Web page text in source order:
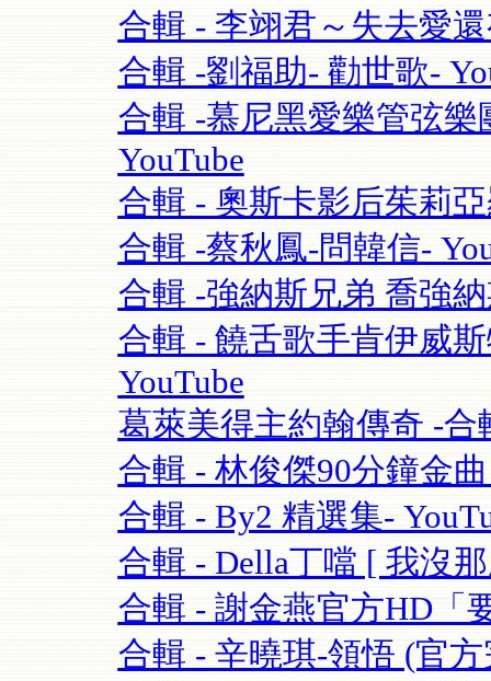
合輯 - 李翊君～失去愛
合輯 -劉福助- 勸世歌-
合輯 -慕尼黑愛樂管弦樂
YouTube
合輯 - 奧斯卡影后茱莉亞
合輯 -蔡秋鳳-問韓信-
合輯 -強納斯兄弟 喬強納
合輯 - 饒舌歌手肯伊威
YouTube
葛萊美得主約翰傳奇 -合
合輯 - 林俊傑90分鐘金
合輯 - By2 精選集-
合輯 - Della丁噹 [ 我沒
合輯 - 謝金燕官方HD「
合輯 - 辛曉琪-領悟 (官